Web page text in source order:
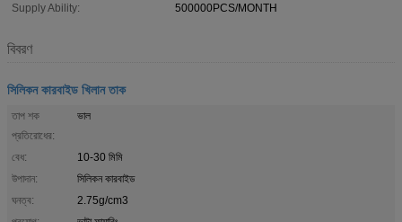
Supply Ability:
500000PCS/MONTH
বিবরণ
সিলিকন কারবাইড খিলান তাক
তাপ শক
প্রতিরোধের:
ভাল
বেধ:
10-30 মিমি
উপাদান:
সিলিকন কারবাইড
ঘনত্ব:
2.75g/cm3